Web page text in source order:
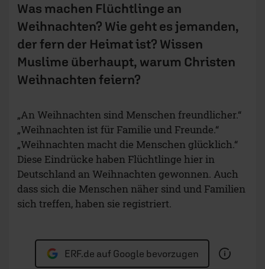
Was machen Flüchtlinge an
Weihnachten? Wie geht es jemanden,
der fern der Heimat ist? Wissen
Muslime überhaupt, warum Christen
Weihnachten feiern?
„An Weihnachten sind Menschen freundlicher.“
„Weihnachten ist für Familie und Freunde.“
„Weihnachten macht die Menschen glücklich.“
Diese Eindrücke haben Flüchtlinge hier in
Deutschland an Weihnachten gewonnen. Auch
dass sich die Menschen näher sind und Familien
sich treffen, haben sie registriert.
ERF.de auf Google bevorzugen